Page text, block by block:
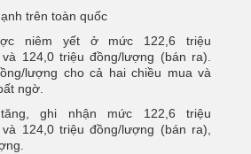
trên toàn quốc
niêm yết ở mức 122,6 triệu
124,0 triệu đồng/lượng (bán ra).
lượng cho cả hai chiều mua và
ngờ.
ghi nhận mức 122,6 triệu
124,0 triệu đồng/lượng (bán ra),